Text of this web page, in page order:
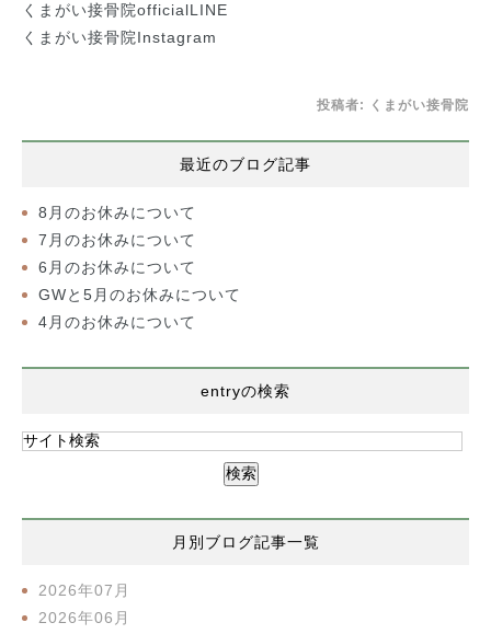
くまがい接骨院officialLINE
くまがい接骨院Instagram
投稿者: くまがい接骨院
最近のブログ記事
8月のお休みについて
7月のお休みについて
6月のお休みについて
GWと5月のお休みについて
4月のお休みについて
entryの検索
月別ブログ記事一覧
2026年07月
2026年06月